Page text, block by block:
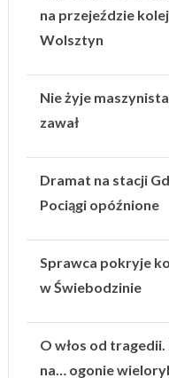
na przejeździe
Wolsztyn
Nie żyje
zawał
Dramat na stacji
Pociągi opóźnione
Sprawca pokryje
w Świebodzinie
O włos od
na… ogonie